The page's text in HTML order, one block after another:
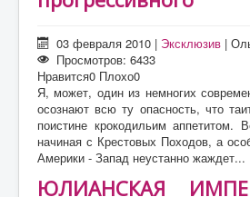
03 февраля 2010 | Эксклюзив |
Просмотров: 6433
Нравится0 Плохо0
Я, может, один из немногих
осознают всю ту опасность, что
поистине крокодильим аппетитом.
начиная с Крестовых Походов, а
Америки - Запад неустанно жаждет...
ЮЛИАНСКАЯ